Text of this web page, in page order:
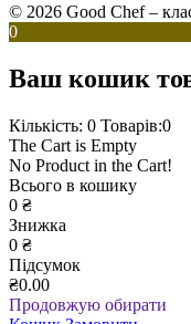
© 2026 Good Chef –
0
Ваш кошик
Кількість: 0 Товарів:0
The Cart is Empty
No Product in the Cart!
Всього в кошику
0 ₴
Знижка
0 ₴
Підсумок
₴0.00
Продовжую обирати